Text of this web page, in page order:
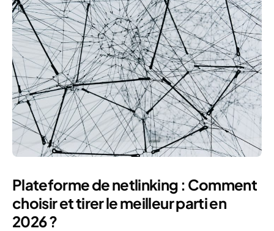
Plateforme de netlinking : Comment
choisir et tirer le meilleur parti en
2026 ?